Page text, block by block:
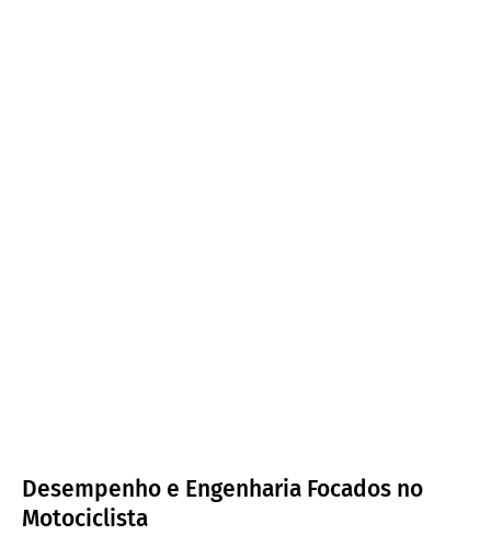
Desempenho e Engenharia Focados no
Motociclista